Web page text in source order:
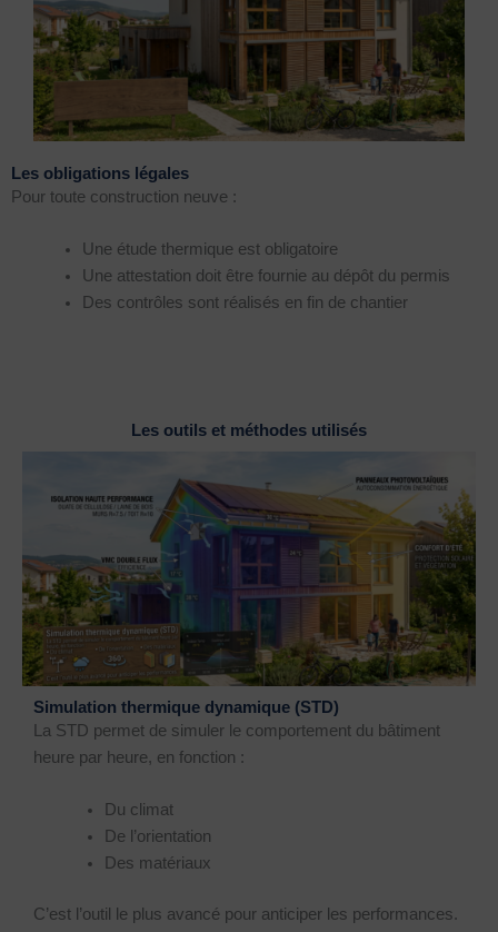
Les obligations légales
Pour toute construction neuve :
Une étude thermique est obligatoire
Une attestation doit être fournie au dépôt du permis
Des contrôles sont réalisés en fin de chantier
Les outils et méthodes utilisés
Simulation thermique dynamique (STD)
La STD permet de simuler le comportement du bâtiment
heure par heure, en fonction :
Du climat
De l’orientation
Des matériaux
C’est l’outil le plus avancé pour anticiper les performances.